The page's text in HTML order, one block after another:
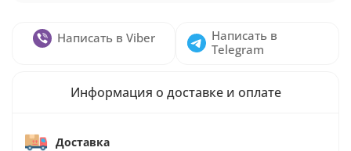
Написать в Viber
Написать в
Telegram
Информация о доставке и оплате
Доставка